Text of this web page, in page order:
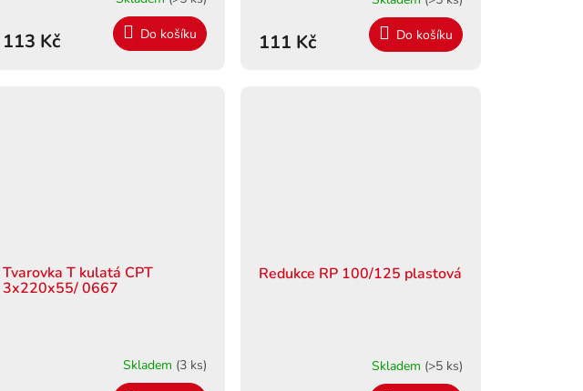
113 Kč Do košíku 111 Kč Do košíku
Tvarovka T kulatá CPT
3x220x55/ 0667
Skladem (3 ks)
Redukce RP 100/125 plastová
Skladem (>5 ks)